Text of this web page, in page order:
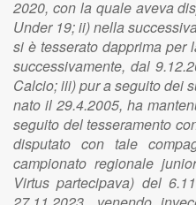
2020, con la quale aveva
Under 19; ii) nella
si è tesserato dapprima per
successivamente, dal
Calcio; iii) pur a seguito dei
nato il 29.4.2005, ha
seguito del tesseramento
disputato con tale
campionato regionale
Virtus partecipava) del